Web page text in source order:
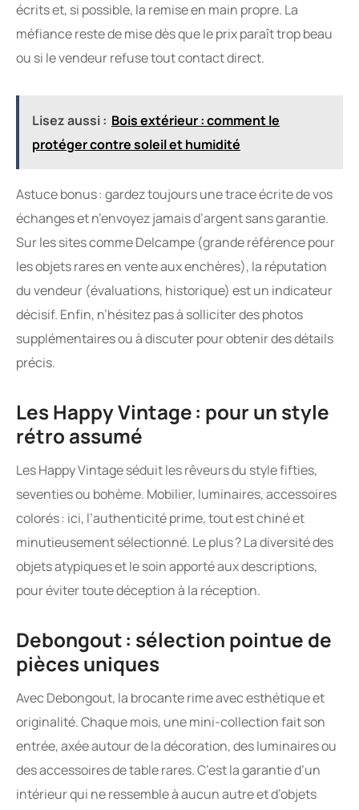
écrits et, si possible, la remise en main propre. La
méfiance reste de mise dès que le prix paraît trop beau
ou si le vendeur refuse tout contact direct.
Lisez aussi : Bois extérieur : comment le
protéger contre soleil et humidité
Astuce bonus : gardez toujours une trace écrite de vos
échanges et n’envoyez jamais d’argent sans garantie.
Sur les sites comme Delcampe (grande référence pour
les objets rares en vente aux enchères), la réputation
du vendeur (évaluations, historique) est un indicateur
décisif. Enfin, n’hésitez pas à solliciter des photos
supplémentaires ou à discuter pour obtenir des détails
précis.
Les Happy Vintage : pour un style
rétro assumé
Les Happy Vintage séduit les rêveurs du style fifties,
seventies ou bohème. Mobilier, luminaires, accessoires
colorés : ici, l’authenticité prime, tout est chiné et
minutieusement sélectionné. Le plus ? La diversité des
objets atypiques et le soin apporté aux descriptions,
pour éviter toute déception à la réception.
Debongout : sélection pointue de
pièces uniques
Avec Debongout, la brocante rime avec esthétique et
originalité. Chaque mois, une mini-collection fait son
entrée, axée autour de la décoration, des luminaires ou
des accessoires de table rares. C’est la garantie d’un
intérieur qui ne ressemble à aucun autre et d’objets